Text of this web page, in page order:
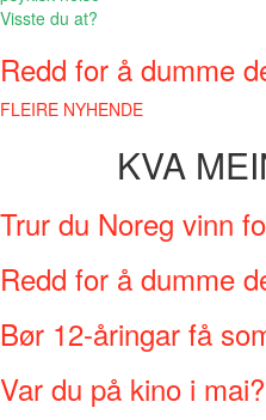
Visste du at?
Redd for å dumme
FLEIRE NYHENDE
KVA
Trur du Noreg vinn
Redd for å dumme
Bør 12-åringar få
Var du på kino i mai?